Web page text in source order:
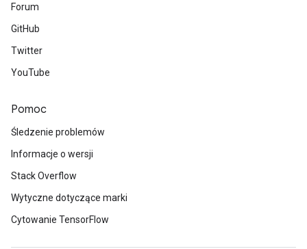
Forum
GitHub
Twitter
YouTube
Pomoc
Śledzenie problemów
Informacje o wersji
Stack Overflow
Wytyczne dotyczące marki
Cytowanie TensorFlow